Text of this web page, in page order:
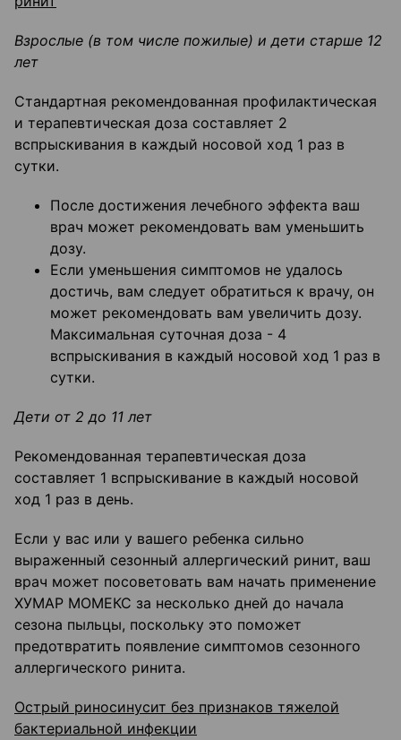
Взрослые (в том числе пожилые) и дети старше 12
лет
Стандартная рекомендованная профилактическая
и терапевтическая доза составляет 2
вспрыскивания в каждый носовой ход 1 раз в
сутки.
После достижения лечебного эффекта ваш
врач может рекомендовать вам уменьшить
дозу.
Если уменьшения симптомов не удалось
достичь, вам следует обратиться к врачу, он
может рекомендовать вам увеличить дозу.
Максимальная суточная доза - 4
вспрыскивания в каждый носовой ход 1 раз в
сутки.
Дети от 2 до 11 лет
Рекомендованная терапевтическая доза
составляет 1 вспрыскивание в каждый носовой
ход 1 раз в день.
Если у вас или у вашего ребенка сильно
выраженный сезонный аллергический ринит, ваш
врач может посоветовать вам начать применение
ХУМАР МОМЕКС за несколько дней до начала
сезона пыльцы, поскольку это поможет
предотвратить появление симптомов сезонного
аллергического ринита.
Острый риносинусит без признаков тяжелой
бактериальной инфекции